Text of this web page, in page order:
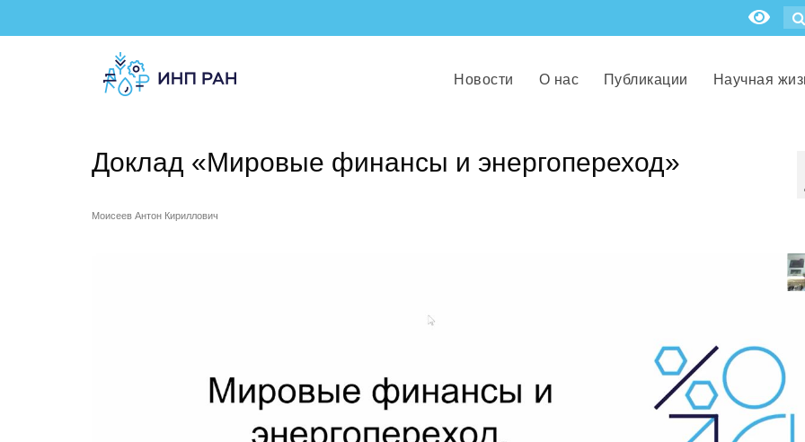
Новости О нас Публикации Научная
Доклад «Мировые финансы и энергопереход»
Моисеев Антон Кириллович